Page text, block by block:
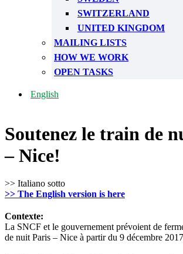
SWITZERLAND
UNITED KINGDOM
MAILING LISTS
HOW WE WORK
OPEN TASKS
English
Soutenez le train de
– Nice!
>> Italiano sotto
>> The English version is here
Contexte:
La SNCF et le gouvernement prévoient de
de nuit Paris – Nice à partir du 9 décembre